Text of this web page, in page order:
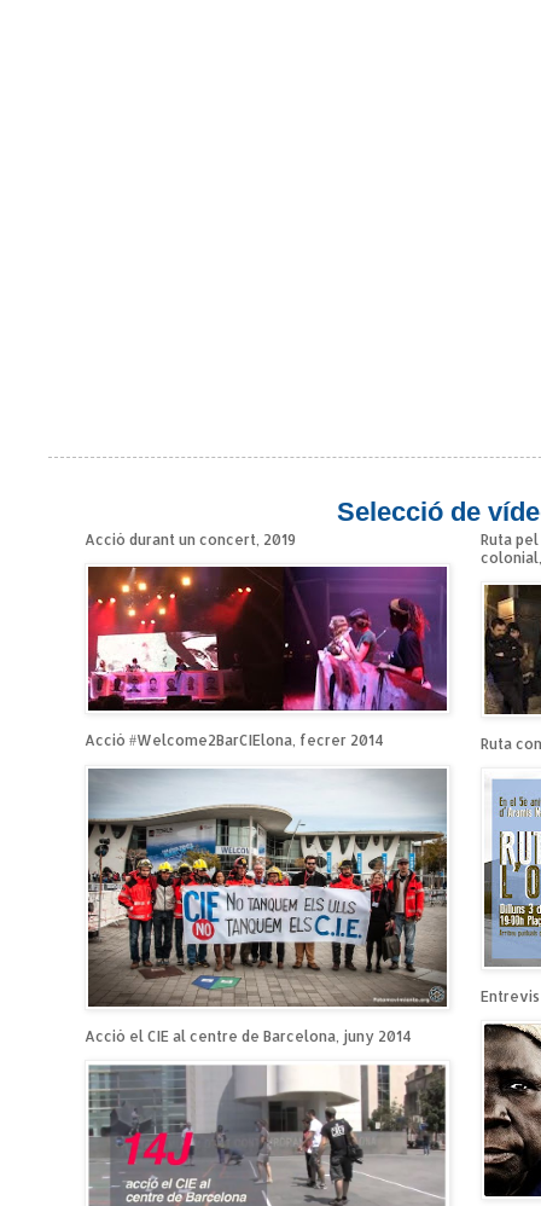
Selecció de
Acció durant un concert, 2019
Acció #Welcome2BarCIElona, fecrer 2014
Acció el CIE al centre de Barcelona, juny 2014
Ruta
Ruta